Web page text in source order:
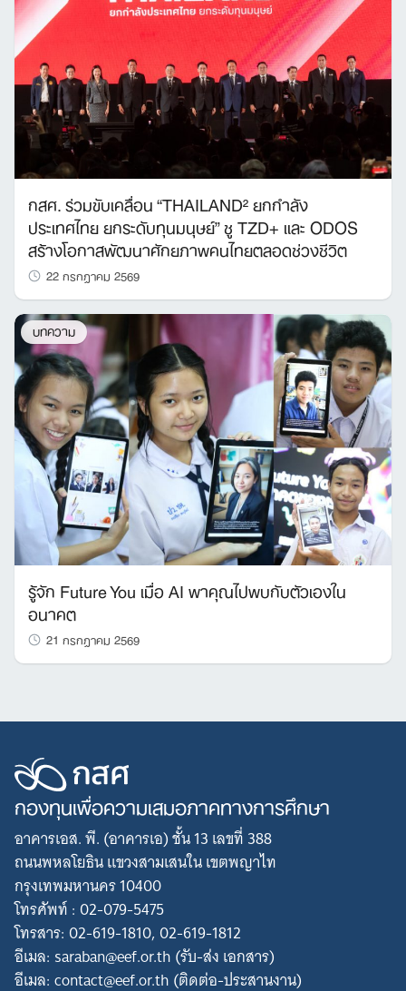
กสศ. ร่วมขับเคลื่อน “THAILAND² ยกกำลัง
ประเทศไทย ยกระดับทุนมนุษย์” ชู TZD+ และ ODOS
สร้างโอกาสพัฒนาศักยภาพคนไทยตลอดช่วงชีวิต
22 กรกฎาคม 2569
บทความ
รู้จัก Future You เมื่อ AI พาคุณไปพบกับตัวเองใน
อนาคต
21 กรกฎาคม 2569
กองทุนเพื่อความเสมอภาคทางการศึกษา
อาคารเอส. พี. (อาคารเอ) ชั้น 13 เลขที่ 388
ถนนพหลโยธิน แขวงสามเสนใน เขตพญาไท
กรุงเทพมหานคร 10400
โทรศัพท์ : 02-079-5475
โทรสาร: 02-619-1810, 02-619-1812
อีเมล: saraban@eef.or.th (รับ-ส่ง เอกสาร)
อีเมล: contact@eef.or.th (ติดต่อ-ประสานงาน)